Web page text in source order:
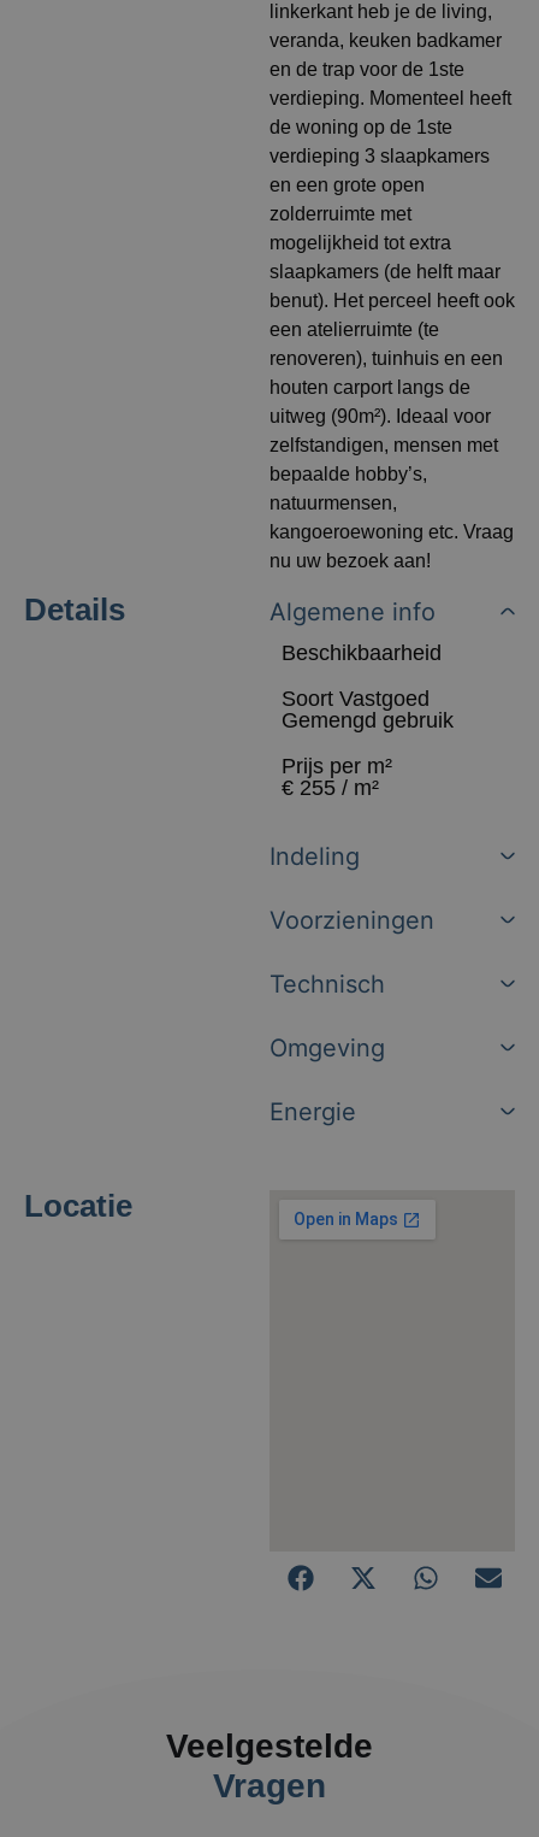
linkerkant heb je de living,
veranda, keuken badkamer
en de trap voor de 1ste
verdieping. Momenteel heeft
de woning op de 1ste
verdieping 3 slaapkamers
en een grote open
zolderruimte met
mogelijkheid tot extra
slaapkamers (de helft maar
benut). Het perceel heeft ook
een atelierruimte (te
renoveren), tuinhuis en een
houten carport langs de
uitweg (90m²). Ideaal voor
zelfstandigen, mensen met
bepaalde hobby’s,
natuurmensen,
kangoeroewoning etc. Vraag
nu uw bezoek aan!
Details Algemene info
Beschikbaarheid
Soort Vastgoed
Gemengd gebruik
Prijs per m²
€ 255 / m²
Indeling
Voorzieningen
Technisch
Omgeving
Energie
Locatie
Veelgestelde
Vragen